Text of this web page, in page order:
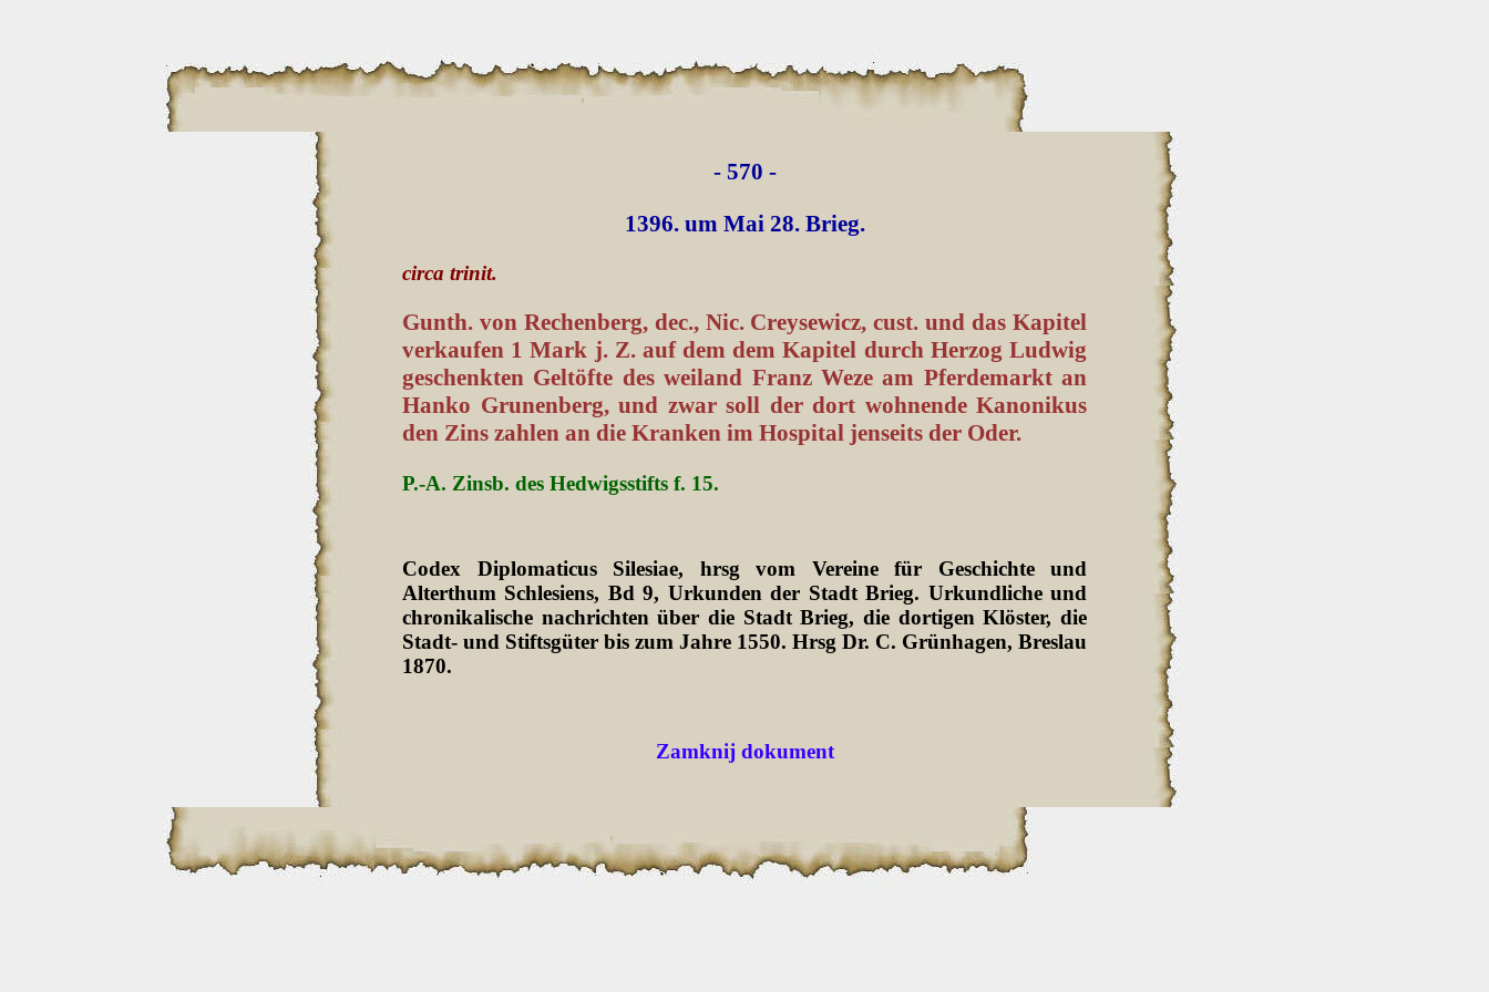
- 570 -
1396. um Mai 28. Brieg.
circa trinit.
Gunth. von Rechenberg, dec., Nic. Creysewicz, cust. und das Kapitel
verkaufen 1 Mark j. Z. auf dem dem Kapitel durch Herzog Ludwig
geschenkten Geltöfte des weiland Franz Weze am Pferdemarkt an
Hanko Grunenberg, und zwar soll der dort wohnende Kanonikus
den Zins zahlen an die Kranken im Hospital jenseits der Oder.
P.-A. Zinsb. des Hedwigsstifts f. 15.
Codex Diplomaticus Silesiae, hrsg vom Vereine für Geschichte und
Alterthum Schlesiens, Bd 9, Urkunden der Stadt Brieg. Urkundliche und
chronikalische nachrichten über die Stadt Brieg, die dortigen Klöster, die
Stadt- und Stiftsgüter bis zum Jahre 1550. Hrsg Dr. C. Grünhagen, Breslau
1870.
Zamknij dokument